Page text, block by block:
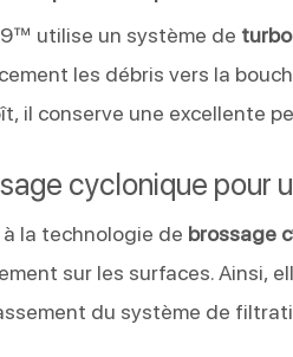
utilise un système de
les débris vers la
il conserve une excellente
cyclonique pour
à la technologie de brossage
sur les surfaces. Ainsi,
du système de